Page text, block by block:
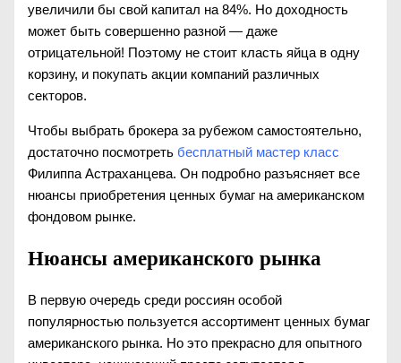
увеличили бы свой капитал на 84%. Но доходность
может быть совершенно разной — даже
отрицательной! Поэтому не стоит класть яйца в одну
корзину, и покупать акции компаний различных
секторов.
Чтобы выбрать брокера за рубежом самостоятельно,
достаточно посмотреть бесплатный мастер класс
Филиппа Астраханцева. Он подробно разъясняет все
нюансы приобретения ценных бумаг на американском
фондовом рынке.
Нюансы американского рынка
В первую очередь среди россиян особой
популярностью пользуется ассортимент ценных бумаг
американского рынка. Но это прекрасно для опытного